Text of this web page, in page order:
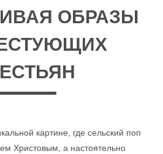
ОБРАЗЫ
картине, где сельский поп
Христовым, а настоятельно